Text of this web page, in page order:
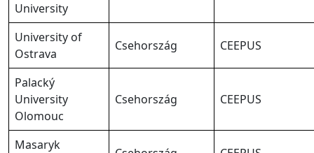
University
University of
Ostrava
Csehország CEEPUS
Palacký
University
Olomouc
Csehország CEEPUS
Masaryk